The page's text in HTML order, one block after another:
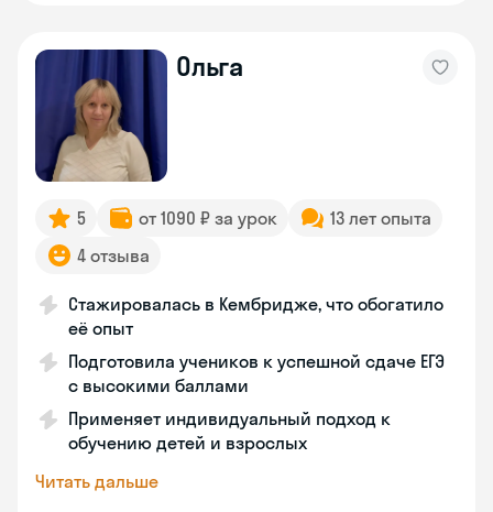
Ольга
5 от 1090 ₽ за урок
13 лет опыта
4 отзыва
Стажировалась в Кембридже, что обогатило
её опыт
Подготовила учеников к успешной сдаче ЕГЭ
с высокими баллами
Применяет индивидуальный подход к
обучению детей и взрослых
Читать дальше